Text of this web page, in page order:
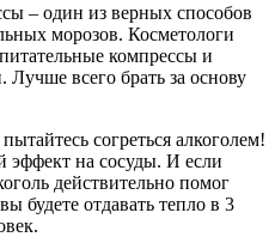
– один из верных способов
морозов. Косметологи
компрессы и
всего брать за основу
согреться алкоголем!
на сосуды. И если
действительно помог
будете отдавать тепло в 3